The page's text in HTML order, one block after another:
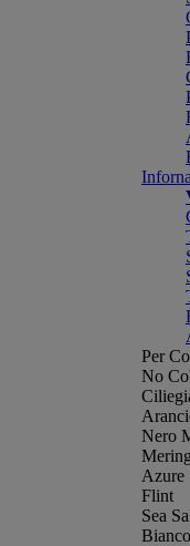
Per
No
Nero
Azure
Flint
Sea
Bianco